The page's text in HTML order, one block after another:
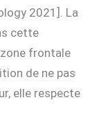
2021]. La
cette
frontale
de ne pas
elle respecte